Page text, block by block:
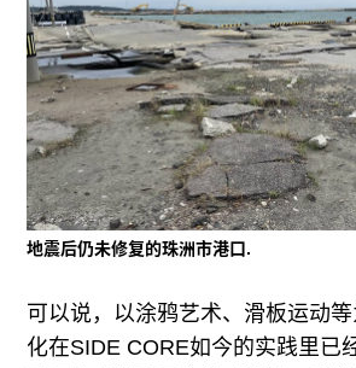
地震后仍未修复的珠洲市港口.
可以说，以涂鸦艺术、滑板运动
化在SIDE CORE如今的实践里已